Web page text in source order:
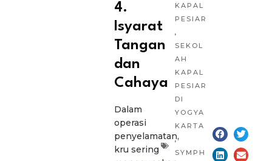
4.
Isyarat
Tangan
dan
Cahaya
Dalam
operasi
penyelamatan,
kru sering
KAPAL
PESIAR
,
SEKOL
AH
KAPAL
PESIAR
DI
YOGYA
KARTA
,
SYMPH